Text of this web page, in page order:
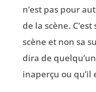
n’est pas pour
de la scène.
scène et non sa
dira de
inaperçu ou qu’il